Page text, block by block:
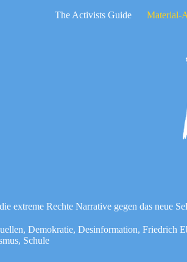
The Activists Guide Material-
extreme Rechte Narrative gegen das neue
, Demokratie, Desinformation, Friedrich
, Schule